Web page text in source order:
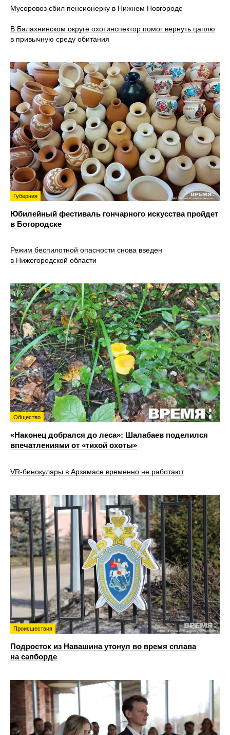
Мусоровоз сбил пенсионерку в Нижнем Новгороде
В Балахнинском округе охотинспектор помог вернуть цаплю
в привычную среду обитания
Губерния
Юбилейный фестиваль гончарного искусства пройдет
в Богородске
Режим беспилотной опасности снова введен
в Нижегородской области
Общество
«Наконец добрался до леса»: Шалабаев поделился
впечатлениями от «тихой охоты»
VR‑бинокуляры в Арзамасе временно не работают
Происшествия
Подросток из Навашина утонул во время сплава
на сапборде